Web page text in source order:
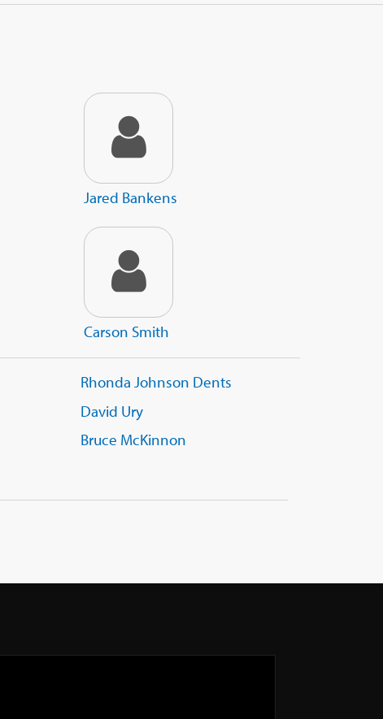
Jared Bankens
Carson Smith
Rhonda Johnson Dents
David Ury
Bruce McKinnon